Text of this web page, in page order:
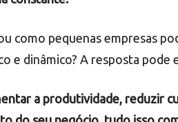
como pequenas empresas
e dinâmico? A resposta pode
a produtividade, reduzir